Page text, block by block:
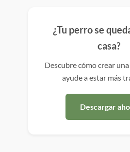
¿Tu perro se
casa?
Descubre cómo crear
ayude a estar más
Descargar